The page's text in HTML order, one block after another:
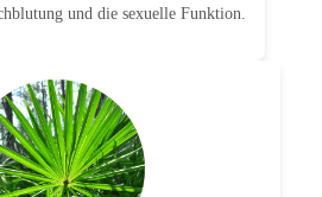
und die sexuelle Funktion.